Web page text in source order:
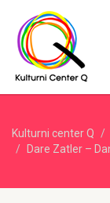
Kulturni center Q
Dare Zatler –